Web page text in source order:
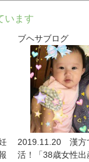
います
ブヘサブログ
2019.11.20 漢方
活！「38歳女性出